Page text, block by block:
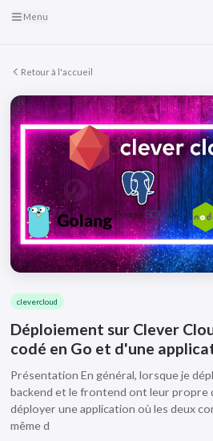
Menu
Retour à l'accueil
clevercloud
Déploiement sur Clever
codé en Go et d'une
Présentation En général, lorsque je
backend et le frontend ont leur propre
déployer une application où les deux
même d